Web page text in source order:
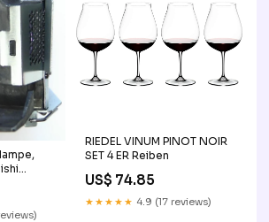
RIEDEL VINUM PINOT NOIR
SET 4 ER Reiben
US$ 74.85
★★★★★ 4.9 (17 reviews)